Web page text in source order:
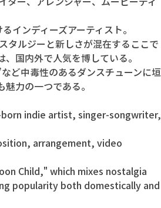
インディーズアーティスト。
タルジーと新しさが混在するここで
国内外で人気を博している。
ど中毒性のあるダンスチューンに垣
力の一つである。
born indie artist, singer-songwriter,
arrangement, video
Child," which mixes nostalgia
popularity both domestically and